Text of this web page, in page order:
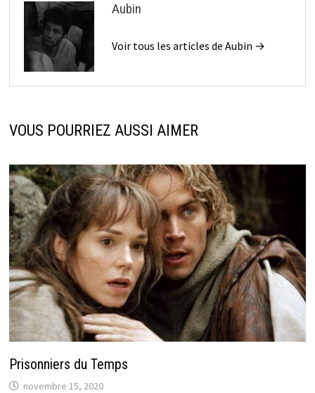
Aubin
Voir tous les articles de Aubin →
VOUS POURRIEZ AUSSI AIMER
Prisonniers du Temps
novembre 15, 2020